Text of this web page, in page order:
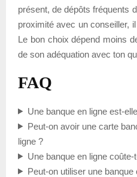
présent, de dépôts fréquents
proximité avec un conseiller,
Le bon choix dépend moins
de son adéquation avec ton
FAQ
Une banque en ligne est-
Peut-on avoir une carte
ligne ?
Une banque en ligne
Peut-on utiliser une banque